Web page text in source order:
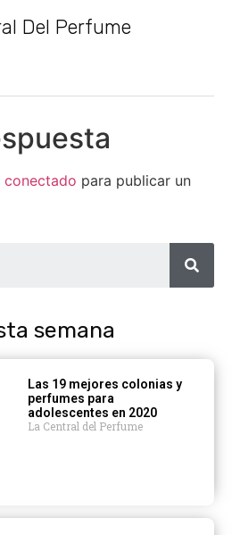
Del Perfume
conectado para publicar un
semana
Las 19 mejores colonias y
perfumes para
adolescentes en 2020
La Central del Perfume